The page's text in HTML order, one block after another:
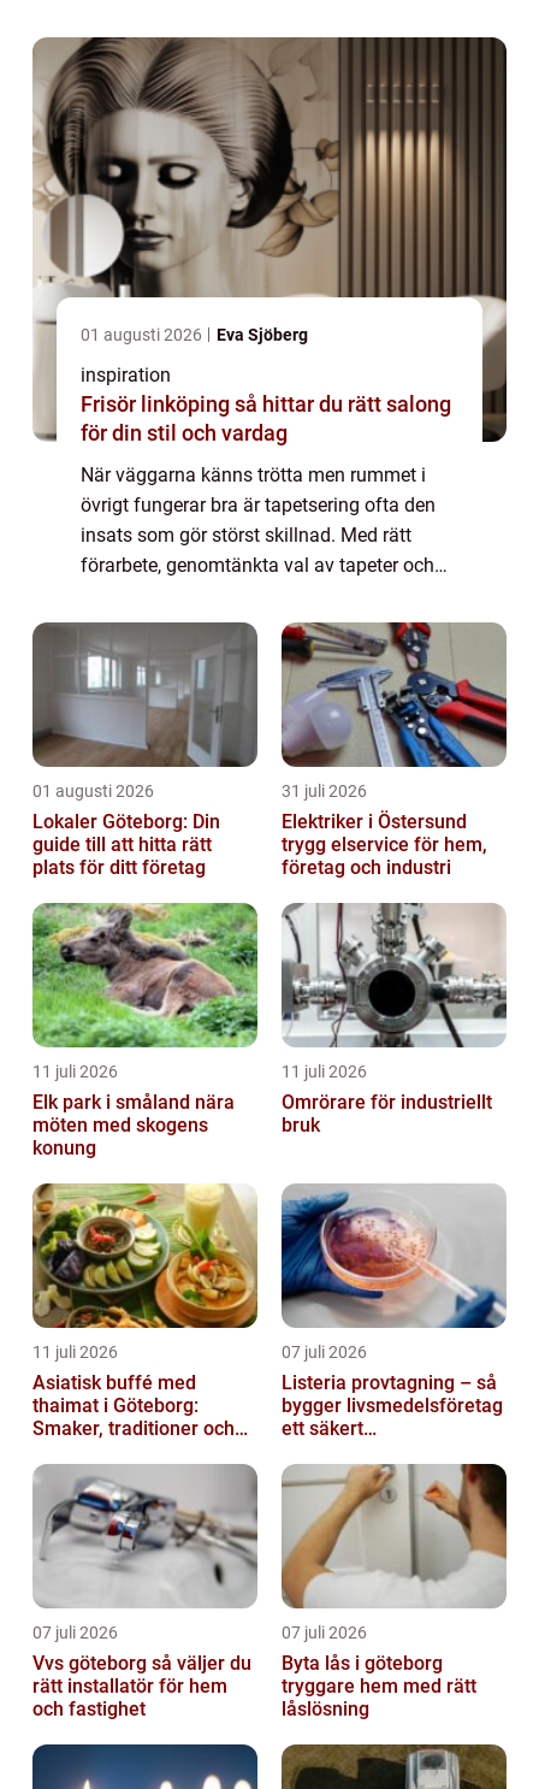
01 augusti 2026 Eva Sjöberg
inspiration
Frisör linköping så hittar du rätt salong
för din stil och vardag
När väggarna känns trötta men rummet i
övrigt fungerar bra är tapetsering ofta den
insats som gör störst skillnad. Med rätt
förarbete, genomtänkta val av tapeter och
helt hem utan att riva en enda vägg. Ta...
01 augusti 2026
Lokaler Göteborg: Din
guide till att hitta rätt
plats för ditt företag
31 juli 2026
Elektriker i Östersund
trygg elservice för hem,
företag och industri
11 juli 2026
Elk park i småland nära
möten med skogens
konung
11 juli 2026
Omrörare för industriellt
bruk
11 juli 2026
Asiatisk buffé med
thaimat i Göteborg:
Smaker, traditioner och
07 juli 2026
Listeria provtagning – så
bygger livsmedelsföretag
ett säkert
07 juli 2026
Vvs göteborg så väljer du
rätt installatör för hem
och fastighet
07 juli 2026
Byta lås i göteborg
tryggare hem med rätt
låslösning